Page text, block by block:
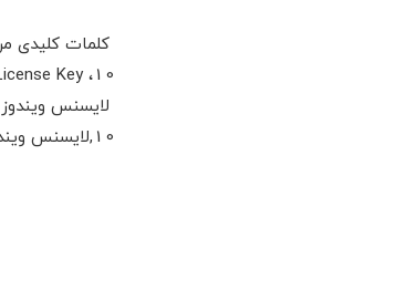
10، Windows 10 Original License Key, لایسنس اورجینال ویندوز 10
10,لایسنس ویندوز 10 اورجینال